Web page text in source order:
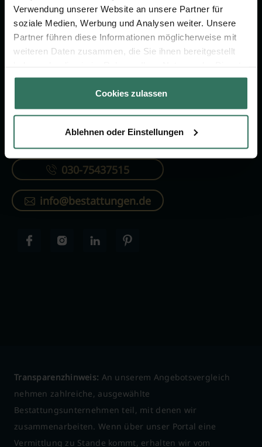
Verwendung unserer Website an unsere Partner für
soziale Medien, Werbung und Analysen weiter. Unsere
Partner führen diese Informationen möglicherweise mit
weiteren Daten zusammen, die Sie ihnen bereitgestellt
gesammelt haben.
Cookies zulassen
Ablehnen oder Einstellungen
FÜR SIE
Vergleich
FÜR BESTATTER
Online-Portal
030-75437515
info@bestattungen.de
Transparenzhinweis: An unserem Angebotsvergleich
nehmen zahlreiche, ausgewählte
Bestattungsunternehmen teil, mit denen wir
zusammenarbeiten. Wenn über unser Portal eine
Vermittlung zu Stande kommt, erhalten wir vom